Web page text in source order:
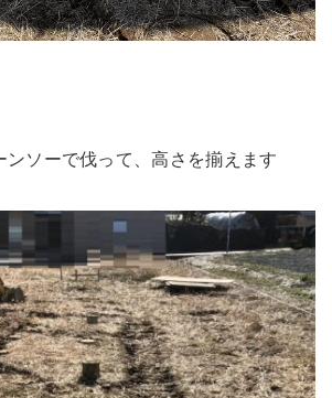
ンソーで伐って、高さを揃えます